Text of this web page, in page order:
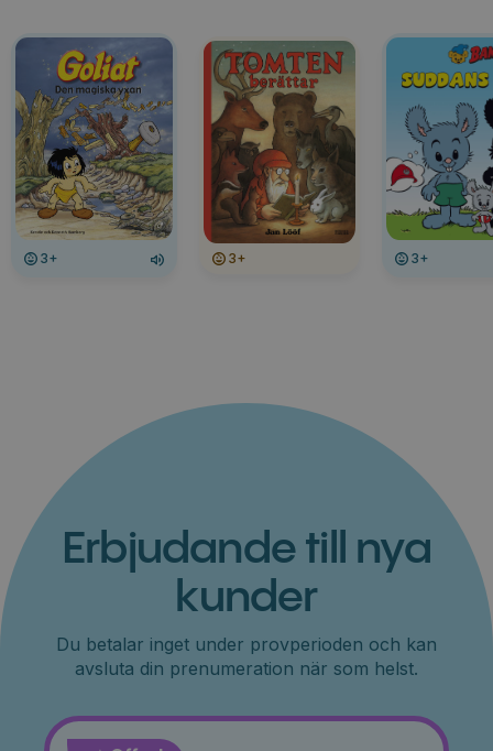
3+ 3+ 3+
Erbjudande till nya
kunder
Du betalar inget under provperioden och kan
avsluta din prenumeration när som helst.